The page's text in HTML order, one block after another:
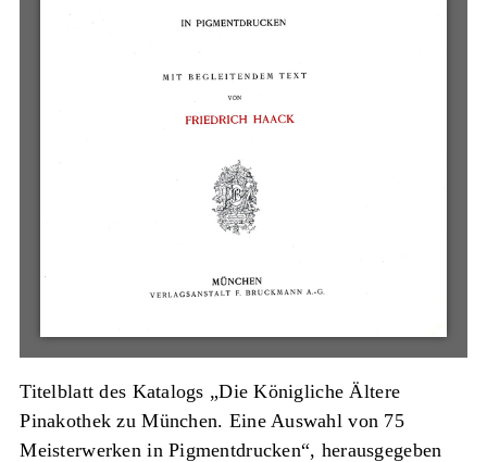
Titelblatt des Katalogs „Die Königliche Ältere
Pinakothek zu München. Eine Auswahl von 75
Meisterwerken in Pigmentdrucken“, herausgegeben